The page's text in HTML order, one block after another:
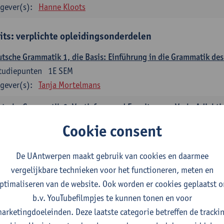
Hanne Kloots
verplichte opleidingsonderdelen
Grammatik 1, die Basis: Einführung in die Grammatik
1E SEM
Tanja Mortelmans
Grammatik 2, Vertiefung und Erweiterung: Verb,
Tanja Mortelmans
Sprachbeherrschung 1
1E/2E SEM
studiepunten
Tanja Mortelmans Alex Haider
und Gesellschaft im deutschsprachigen Raum
1E/2E SEM
studiepunten
Cookie consent
De UAntwerpen maakt gebruik van cookies en daarmee
vergelijkbare technieken voor het functioneren, meten en
van de website. Ook worden er cookies geplaatst
b.v. YouTubefilmpjes te kunnen tonen en voor
Deze laatste categorie betreffen de